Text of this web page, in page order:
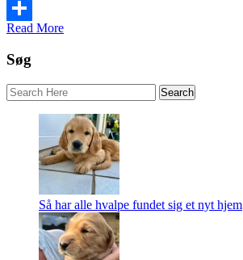
Email
Share
Read More
Søg
Så har alle hvalpe fundet sig et nyt hjem